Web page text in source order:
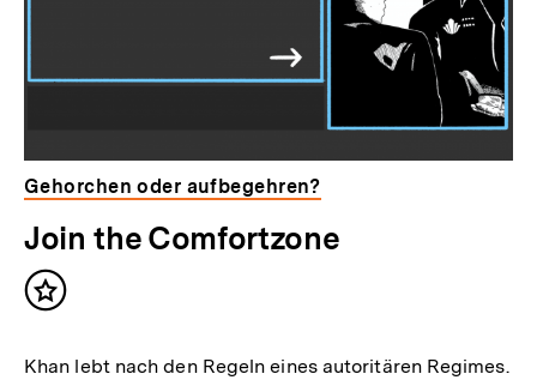
Gehorchen oder aufbegehren?
Join the Comfortzone
Inhalt
Khan lebt nach den Regeln eines autoritären Regimes.